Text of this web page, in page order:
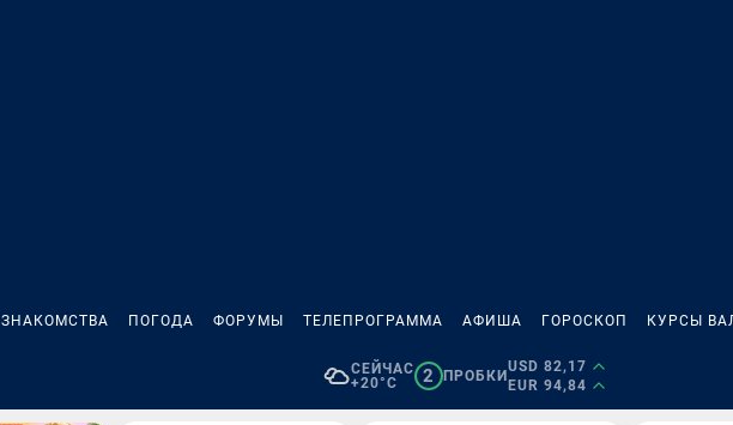
ЗНАКОМСТВА ПОГОДА ФОРУМЫ ТЕЛЕПРОГРАММА АФИША ГОРОСКОП КУРСЫ
СЕЙЧАС
+20°C
2 ПРОБКИ
USD 82,17
EUR 94,84